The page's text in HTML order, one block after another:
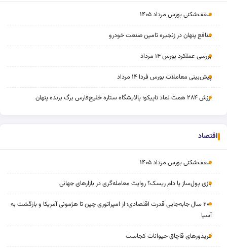
سقف‌شکنی بورس مرداد ۱۴۰۵
منافع پنهان در زنجیره تامین صنعت خودرو
بررسی عملکرد بورس ۱۴ مرداد
پیش‌بینی معاملات بورس فردا ۱۴ مرداد
ارزش ۲۸۴ همت نماد تاپیکو؛ پالایشگاه ستاره خلیج‌فارس برگ برنده پنهان
اقتصاد
سقف‌شکنی بورس مرداد ۱۴۰۵
بازی پول‌ساز یا دام ریسک؟ روایت معامله‌گری در بازارهای جهانی
۲۰۰ سال جابه‌جایی قدرت اقتصادی؛ از امپراتوری چین تا هژمونی آمریکا و بازگشت به
آسیا
کریدورهای قاچاق حیوانات کجاست